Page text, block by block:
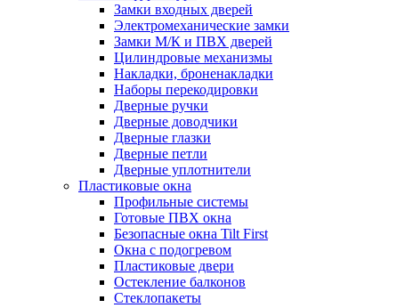
Замки входных дверей
Электромеханические замки
Замки М/К и ПВХ дверей
Цилиндровые механизмы
Накладки, броненакладки
Наборы перекодировки
Дверные ручки
Дверные доводчики
Дверные глазки
Дверные петли
Дверные уплотнители
Пластиковые окна
Профильные системы
Готовые ПВХ окна
Безопасные окна Tilt First
Окна с подогревом
Пластиковые двери
Остекление балконов
Стеклопакеты